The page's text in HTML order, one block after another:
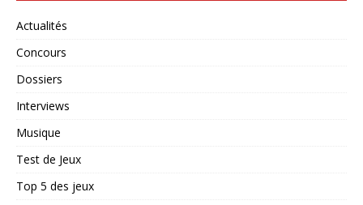
Actualités
Concours
Dossiers
Interviews
Musique
Test de Jeux
Top 5 des jeux